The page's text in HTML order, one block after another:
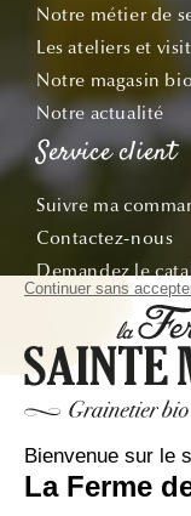
Notre métier de
Les ateliers et
Notre magasin
Notre actualité
Service client
Suivre ma
Contactez-nous
Demandez le
Bon de
Tous nos conseils
Abonnez-vous
E-mail